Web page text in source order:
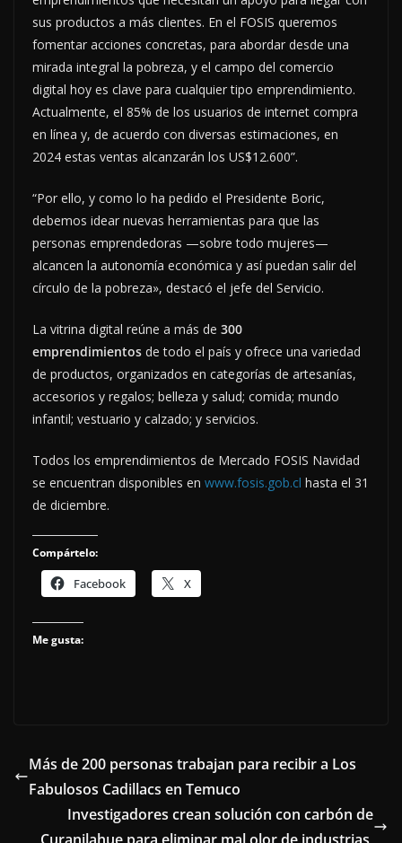
sus productos a más clientes. En el FOSIS queremos
fomentar acciones concretas, para abordar desde una
mirada integral la pobreza, y el campo del comercio
digital hoy es clave para cualquier tipo emprendimiento.
Actualmente, el 85% de los usuarios de internet compra
en línea y, de acuerdo con diversas estimaciones, en
2024 estas ventas alcanzarán los US$12.600”.
“Por ello, y como lo ha pedido el Presidente Boric,
debemos idear nuevas herramientas para que las
personas emprendedoras —sobre todo mujeres—
alcancen la autonomía económica y así puedan salir del
círculo de la pobreza», destacó el jefe del Servicio.
La vitrina digital reúne a más de 300
emprendimientos de todo el país y ofrece una variedad
de productos, organizados en categorías de artesanías,
accesorios y regalos; belleza y salud; comida; mundo
infantil; vestuario y calzado; y servicios.
Todos los emprendimientos de Mercado FOSIS Navidad
se encuentran disponibles en www.fosis.gob.cl hasta el 31
de diciembre.
Compártelo:
Facebook X
Me gusta:
Más de 200 personas trabajan para recibir a Los
Fabulosos Cadillacs en Temuco
Investigadores crean solución con carbón de